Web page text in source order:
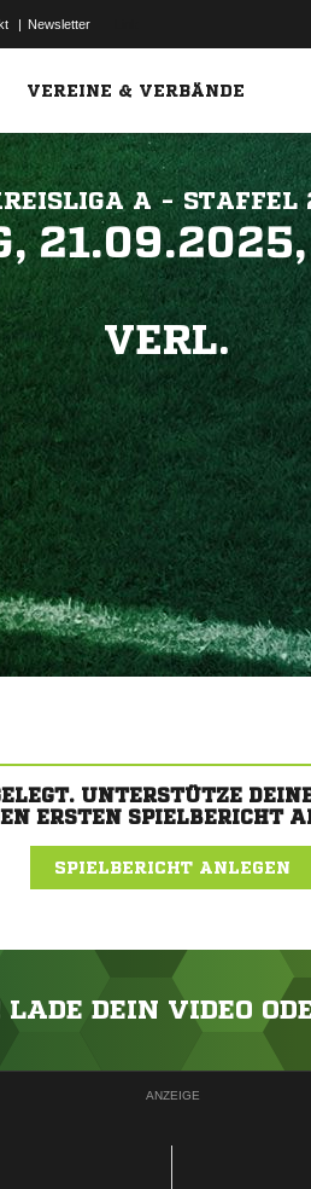
| Newsletter
VEREINE & VERBÄNDE
A - STAFFEL

VERL.
UNTERSTÜTZE
ERSTEN SPIELBERICHT
SPIELBERICHT ANLEGEN
DEIN VIDEO
ANZEIGE